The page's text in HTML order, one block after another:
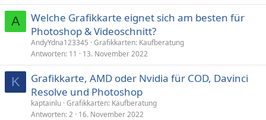
A
Welche Grafikkarte eignet sich am besten für
Photoshop & Videoschnitt?
AndyYdna123345 Grafikkarten: Kaufberatung
Antworten 11 13. November 2022
K
Grafikkarte, AMD oder Nvidia für COD, Davinci
Resolve und Photoshop
kaptainlu Grafikkarten: Kaufberatung
Antworten 2 16. November 2022